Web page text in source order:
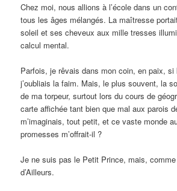
Chez moi, nous allions à l’école dans un
tous les âges mélangés. La maîtresse
soleil et ses cheveux aux mille tresses
calcul mental.
Parfois, je rêvais dans mon coin, en paix, si
j’oubliais la faim. Mais, le plus souvent, la
de ma torpeur, surtout lors du cours de
carte affichée tant bien que mal aux parois
m’imaginais, tout petit, et ce vaste monde
promesses m’offrait-il ?
Je ne suis pas le Petit Prince, mais,
d’Ailleurs.